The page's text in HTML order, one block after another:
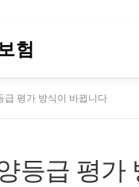
험
급 평가 방식이 바뀝니다
등급 평가